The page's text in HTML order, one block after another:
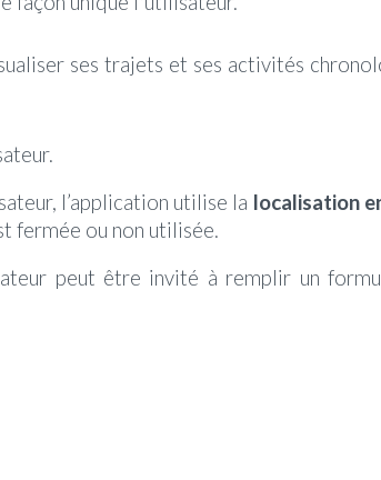
ses trajets et ses activités chrono
l’application utilise la localisation
fermée ou non utilisée.
peut être invité à remplir un